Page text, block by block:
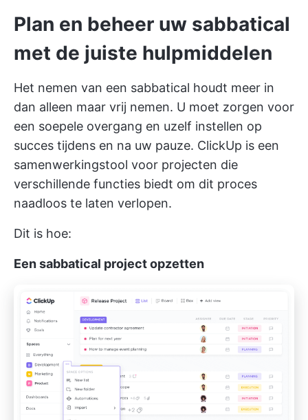
Plan en beheer uw sabbatical
met de juiste hulpmiddelen
Het nemen van een sabbatical houdt meer in
dan alleen maar vrij nemen. U moet zorgen voor
een soepele overgang en uzelf instellen op
succes tijdens en na uw pauze. ClickUp is een
samenwerkingstool voor projecten die
verschillende functies biedt om dit proces
naadloos te laten verlopen.
Dit is hoe:
Een sabbatical project opzetten